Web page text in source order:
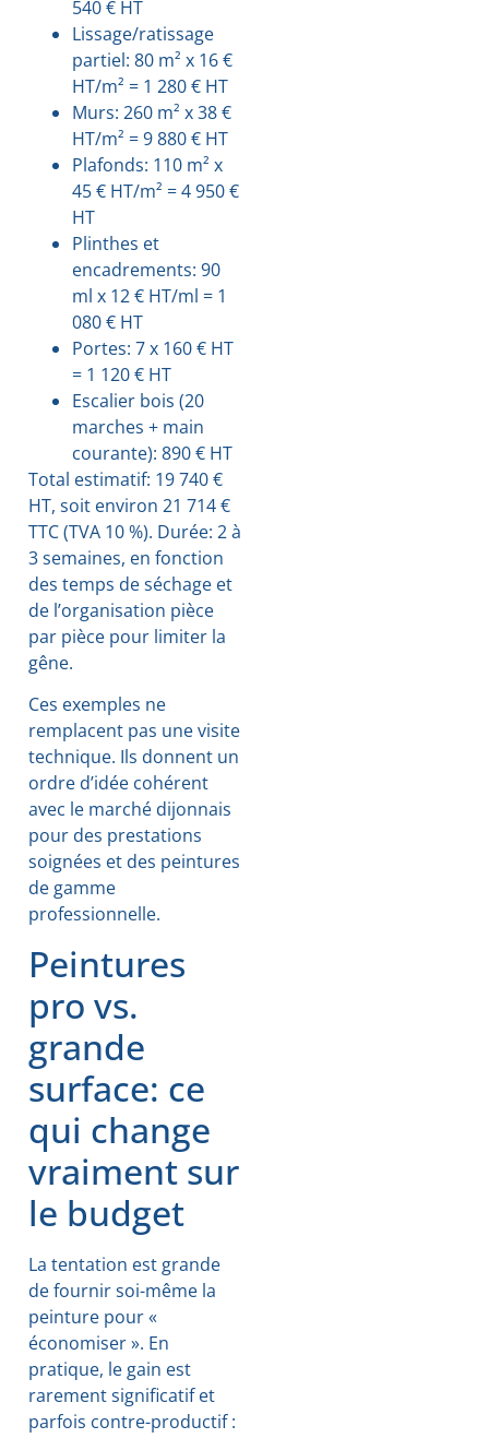
540 € HT
Lissage/ratissage
partiel: 80 m² x 16 €
HT/m² = 1 280 € HT
Murs: 260 m² x 38 €
HT/m² = 9 880 € HT
Plafonds: 110 m² x
45 € HT/m² = 4 950 €
HT
Plinthes et
encadrements: 90
ml x 12 € HT/ml = 1
080 € HT
Portes: 7 x 160 € HT
= 1 120 € HT
Escalier bois (20
marches + main
courante): 890 € HT
Total estimatif: 19 740 €
HT, soit environ 21 714 €
TTC (TVA 10 %). Durée: 2 à
3 semaines, en fonction
des temps de séchage et
de l’organisation pièce
par pièce pour limiter la
gêne.
Ces exemples ne
remplacent pas une visite
technique. Ils donnent un
ordre d’idée cohérent
avec le marché dijonnais
pour des prestations
soignées et des peintures
de gamme
professionnelle.
Peintures
pro vs.
grande
surface: ce
qui change
vraiment sur
le budget
La tentation est grande
de fournir soi-même la
peinture pour «
économiser ». En
pratique, le gain est
rarement significatif et
parfois contre-productif :